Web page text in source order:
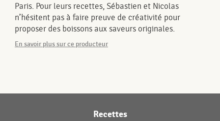
Paris. Pour leurs recettes, Sébastien et Nicolas
n’hésitent pas à faire preuve de créativité pour
proposer des boissons aux saveurs originales.
En savoir plus sur ce producteur
Recettes